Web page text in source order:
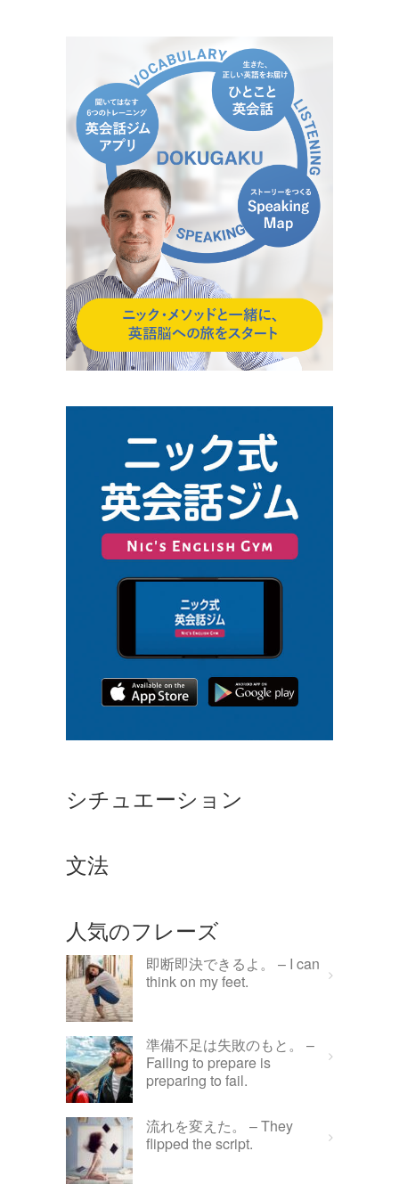
シチュエーション
文法
人気のフレーズ
即断即決できるよ。 – I can
think on my feet.
準備不足は失敗のもと。 –
Failing to prepare is
preparing to fail.
流れを変えた。 – They
flipped the script.